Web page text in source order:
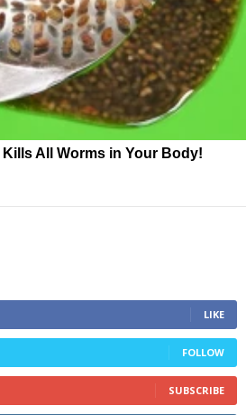
All Worms in Your Body!
LIKE
FOLLOW
SUBSCRIBE